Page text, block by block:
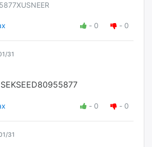
- 0 - 0
31
- 0 - 0
31